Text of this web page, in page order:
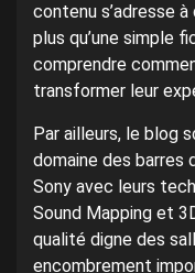
contenu s’adresse
plus qu’une simple
comprendre
transformer leur
Par ailleurs, le blog
domaine des barres
Sony avec leurs
Sound Mapping et
qualité digne des
encombrement